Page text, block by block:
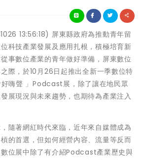
13:56:18) 屏東縣政府為推動青年留
科技產業發展及應用扎根，積極培育新
事數位產業的青年做好準備，屏東數位
際，於10月26日起推出全新一季數位特
嗨聲 」Podcast展，除了讓在地民眾
展現況與未來趨勢，也期待為產業注入
隨著網紅時代來臨，近年來自媒體成為
的首選，但如何經營內容、流量等反而
位展中除了有介紹Podcast產業歷史與